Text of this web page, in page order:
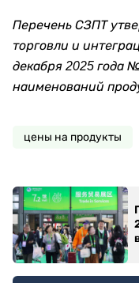
Перечень СЗПТ
торговли и
декабря 2025 года
наименований
цены на продукты